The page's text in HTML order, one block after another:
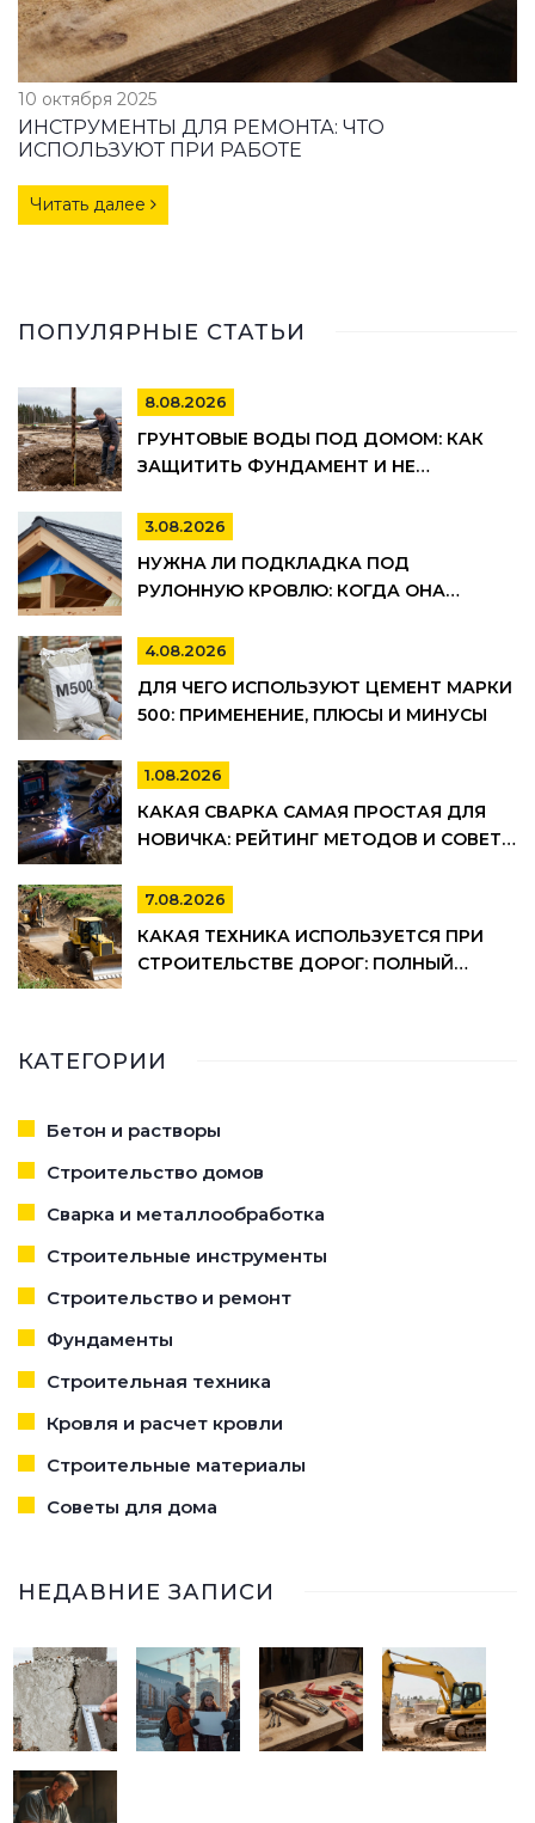
10 октября 2025
ИНСТРУМЕНТЫ ДЛЯ РЕМОНТА: ЧТО
ИСПОЛЬЗУЮТ ПРИ РАБОТЕ
Читать далее
ПОПУЛЯРНЫЕ СТАТЬИ
8.08.2026
ГРУНТОВЫЕ ВОДЫ ПОД ДОМОМ: КАК
ЗАЩИТИТЬ ФУНДАМЕНТ И НЕ
3.08.2026
НУЖНА ЛИ ПОДКЛАДКА ПОД
РУЛОННУЮ КРОВЛЮ: КОГДА ОНА
СЭКОНОМИТЬ
4.08.2026
ДЛЯ ЧЕГО ИСПОЛЬЗУЮТ ЦЕМЕНТ МАРКИ
500: ПРИМЕНЕНИЕ, ПЛЮСЫ И МИНУСЫ
1.08.2026
КАКАЯ СВАРКА САМАЯ ПРОСТАЯ ДЛЯ
НОВИЧКА: РЕЙТИНГ МЕТОДОВ И СОВЕТЫ
7.08.2026
КАКАЯ ТЕХНИКА ИСПОЛЬЗУЕТСЯ ПРИ
СТРОИТЕЛЬСТВЕ ДОРОГ: ПОЛНЫЙ
КАТЕГОРИИ
Бетон и растворы
Строительство домов
Сварка и металлообработка
Строительные инструменты
Строительство и ремонт
Фундаменты
Строительная техника
Кровля и расчет кровли
Строительные материалы
Советы для дома
НЕДАВНИЕ ЗАПИСИ